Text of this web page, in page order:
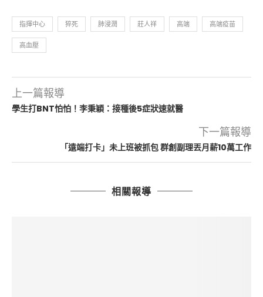
指揮中心 猝死 肺浸潤 莊人祥 高端 高端疫苗
高血壓
上一篇報導
學生打BNT怕怕！李秉穎：接種後5症狀速就醫
下一篇報導
「遠端打卡」未上班被抓包 群創副理丟月薪10萬工作
相關報導